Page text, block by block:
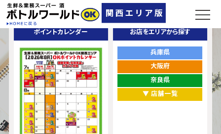
ポイントカレンダー お店をエリアから探す
兵庫県
大阪府
奈良県
▼ 店舗一覧